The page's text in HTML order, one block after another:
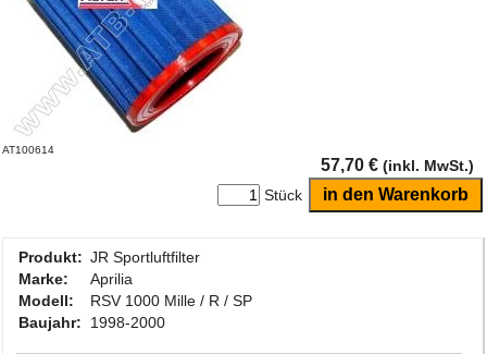
AT100614
57,70 € (inkl. MwSt.)
Stück
Produkt: JR Sportluftfilter
Marke:
Aprilia
Modell:
RSV 1000 Mille / R / SP
Baujahr:
1998-2000